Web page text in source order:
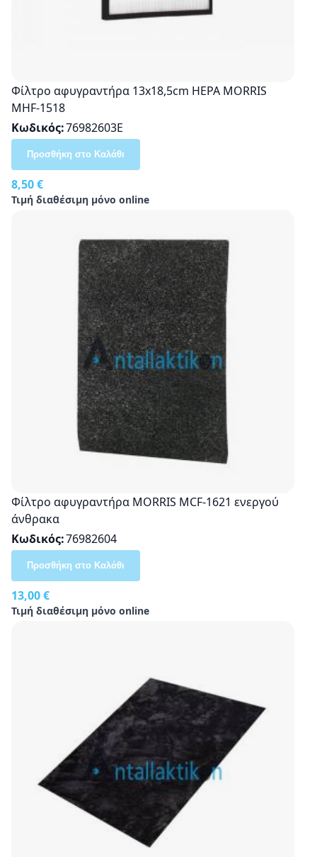
Φίλτρο αφυγραντήρα 13x18,5cm HEPA MORRIS
MHF-1518
Κωδικός 76982603E
8,50 €
Τιμή διαθέσιμη μόνο online
Προσθήκη στο Καλάθι
Φίλτρο αφυγραντήρα MORRIS MCF-1621 ενεργού
άνθρακα
Κωδικός 76982604
13,00 €
Τιμή διαθέσιμη μόνο online
Προσθήκη στο Καλάθι